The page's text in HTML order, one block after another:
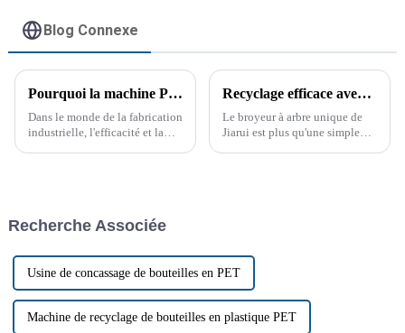
Blog Connexe
Pourquoi la machine PC Strong Crusher change la donne
Dans le monde de la fabrication
industrielle, l'efficacité et la
Recyclage efficace avec le broyeur à arbre unique
Le broyeur à arbre unique de
Jiarui est plus qu'une simple
Recherche Associée
Usine de concassage de bouteilles en PET
Machine de recyclage de bouteilles en plastique PET